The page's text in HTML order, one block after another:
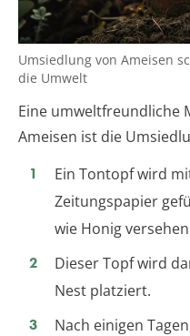
Umsiedlung von Ameisen
die Umwelt
Eine umweltfreundliche
Ameisen ist die
Ein Tontopf wird
Zeitungspapier
wie Honig
Dieser Topf wird
Nest platziert.
Nach einigen